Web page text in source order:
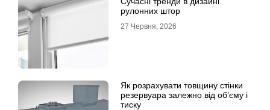
рулонних штор
27 Червня, 2026
Як розрахувати товщину стінки
резервуара залежно від об’єму і
тиску